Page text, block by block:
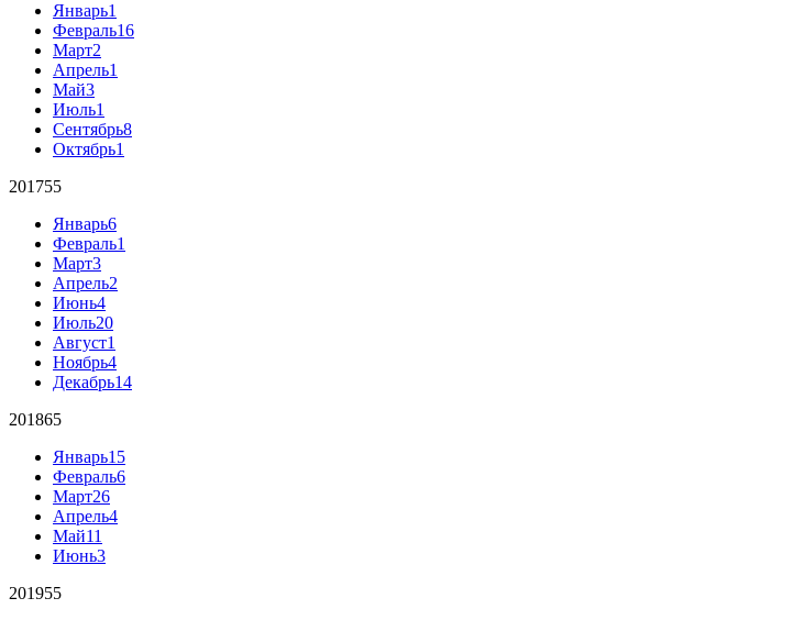
Январь1
Февраль16
Март2
Апрель1
Май3
Июль1
Сентябрь8
Октябрь1
201755
Январь6
Февраль1
Март3
Апрель2
Июнь4
Июль20
Август1
Ноябрь4
Декабрь14
201865
Январь15
Февраль6
Март26
Апрель4
Май11
Июнь3
201955